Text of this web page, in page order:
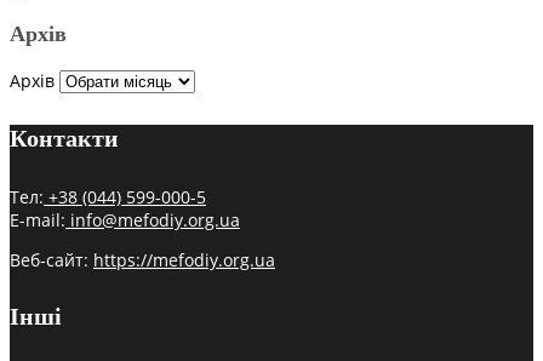
Архів
Архів
Контакти
Тел: +38 (044) 599-000-5
E-mail: info@mefodiy.org.ua
Веб-сайт: https://mefodiy.org.ua
Інші